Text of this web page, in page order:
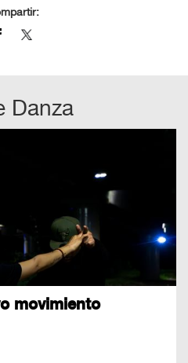
Danza
movimiento